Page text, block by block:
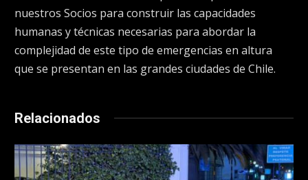
nuestros Socios para construir las capacidades
humanas y técnicas necesarias para abordar la
complejidad de este tipo de emergencias en altura
que se presentan en las grandes ciudades de Chile.
Relacionados